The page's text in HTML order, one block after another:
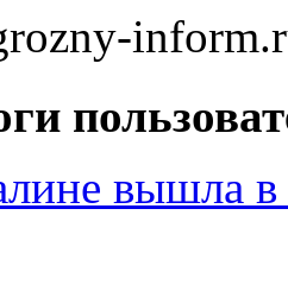
вышла в